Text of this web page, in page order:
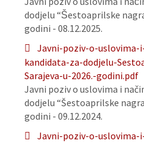
dodjelu “Šestoaprilske
godini - 08.12.2025.
Javni-poziv-o-uslovima-
kandidata-za-dodjelu-
Sarajeva-u-2026.-godini.pdf
Javni poziv o uslovima i
dodjelu “Šestoaprilske
godini - 09.12.2024.
Javni-poziv-o-uslovima-